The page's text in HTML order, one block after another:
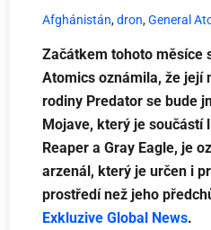
Afghánistán,dron,General
Začátkem tohoto měsíce
Atomics oznámila, že její
rodiny Predator se bude
Mojave, který je součástí
Reaper a Gray Eagle, je
arzenál, který je určen i
prostředí než jeho
Exkluzive Global News.